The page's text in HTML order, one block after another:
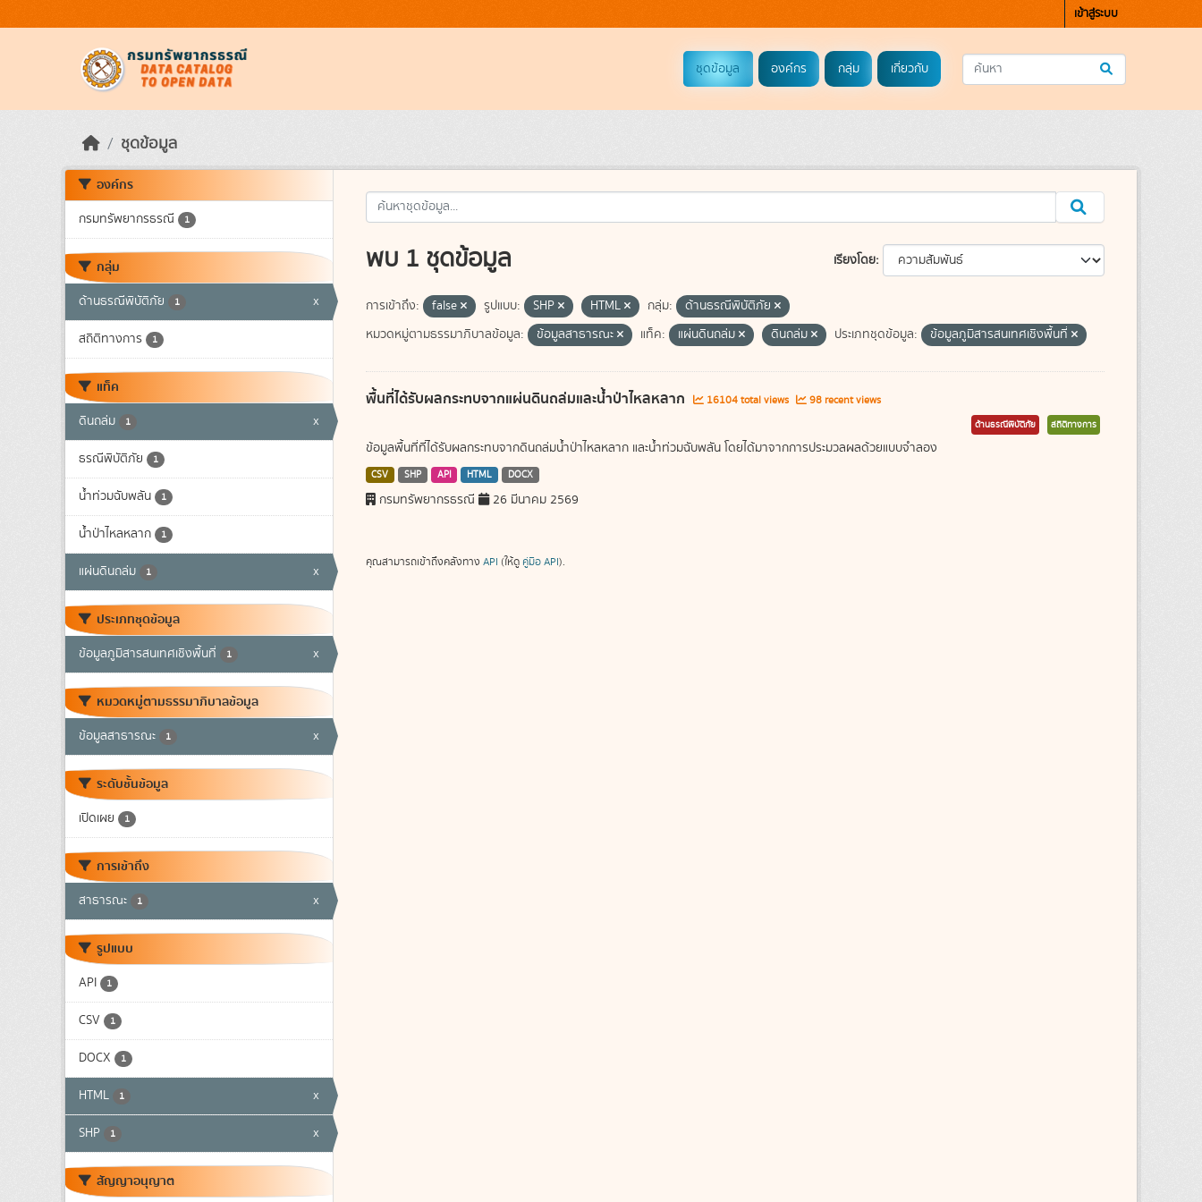
เข้าสู่ระบบ
ชุดข้อมูล องค์กร กลุ่ม เกี่ยวกับ
ชุดข้อมูล
องค์กร
กรมทรัพยากรธรณี 1
กลุ่ม
ด้านธรณีพิบัติภัย 1 x
สถิติทางการ 1
แท็ค
ดินถล่ม 1 x
ธรณีพิบัติภัย 1
น้ำท่วมฉับพลัน 1
น้ำป่าไหลหลาก 1
แผ่นดินถล่ม 1 x
ประเภทชุดข้อมูล
ข้อมูลภูมิสารสนเทศเชิงพื้นที่ 1 x
หมวดหมู่ตามธรรมาภิบาลข้อมูล
ข้อมูลสาธารณะ 1 x
ระดับชั้นข้อมูล
เปิดเผย 1
การเข้าถึง
สาธารณะ 1 x
รูปแบบ
API 1
CSV 1
DOCX 1
HTML 1 x
SHP 1 x
สัญญาอนุญาต
เรียงโดย
พบ 1 ชุดข้อมูล
การเข้าถึง: false รูปแบบ: SHP HTML กลุ่ม:
ด้านธรณีพิบัติภัย
หมวดหมู่ตามธรรมาภิบาลข้อมูล:
ข้อมูลสาธารณะ แท็ค: แผ่นดินถล่ม ดินถล่ม ประเภทชุดข้อมูล: ข้อมูลภูมิสารสนเทศเชิงพื้นที่
พื้นที่ได้รับผลกระทบจากแผ่นดินถล่มและน้ำป่าไหลหลาก 16104 total views 98 recent views
ด้านธรณีพิบัติภัย สถิติทางการ
ข้อมูลพื้นที่ที่ได้รับผลกระทบจากดินถล่มน้ำป่าไหลหลาก และน้ำท่วมฉับพลัน โดยได้มาจากการประมวลผลด้วยแบบจำลอง
CSV SHP API HTML DOCX
กรมทรัพยากรธรณี 26 มีนาคม 2569
คุณสามารถเข้าถึงคลังทาง API (ให้ดู คู่มือ API).